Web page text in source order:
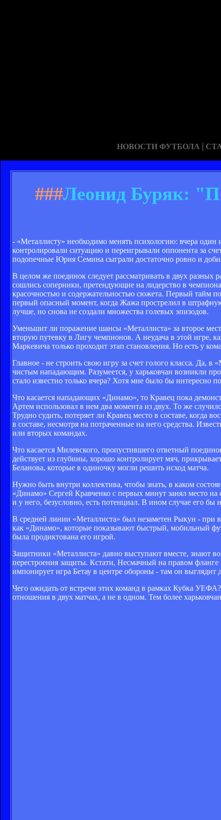
НОВОСТИ ФУТБОЛА |
###Леонид Буряк:
- «Металлисту» необходимо менять психологию: вчера
контролировали ситуацию и переигрывали оппонента за
подопечные Юрия Семина сыграли достаточно ровно и
В целом же поединок следует рассматривать в двух разных
сошлись соперники, претендующие на лидерство в
красочностью и содержательностью сюжета. Первый тайм
первый опасный момент, когда Жажа прострелил в
лучше, но снова не создали множества голевых эпизодов.
Уменьшит ли поражение шансы «Металлиста» за второе
вторую путевку в Лигу чемпионов. А неудача в этой игре,
Маркевича только проходит этап становления. Но есть у
Главное - не строить свою игру за счет голого класса. Да,
чистым нападающим. Разумеется, у харьковчан возникли
стало известно только вчера? Хотя мне было бы
Что касается нападающих «Динамо», то Кравец пока
Артем использовал в нем два момента из двух. То же
Трудно судить, потеряет ли Кравец место в составе, когда
в составе, несмотря на потраченные на него средства.
или вторых командах.
Что касается Милевского, пропустившего ответный
действует из глубины, хорошо контролирует мяч,
Беланова, которые в одиночку могли решить исход матча.
Нужно быть внутри коллектива, чтобы знать, в каком
«Динамо» Сергей Кравченко с первых минут занял место
и у него, безусловно, есть потенциал. В ином случае его бы
В средней линии «Металлиста» был незаметен Рыкун - при
как «Динамо», которые показывают быстрый, мобильный
была продиктована его игрой.
Защитники «Металлиста» давно выступают вместе, знают
перестроения защиты. Кстати, Несмачный на правом
импонирует игра Бетау в центре обороны - там он выглядит
Чего ожидать от встречи этих команд в рамках Кубка
отношения в двух матчах, а не в одном. Тем более